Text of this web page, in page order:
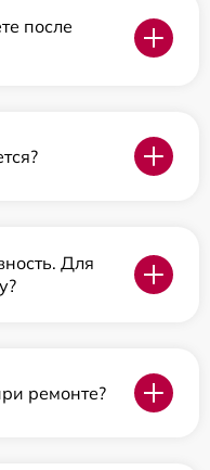
после
Для
ремонте?